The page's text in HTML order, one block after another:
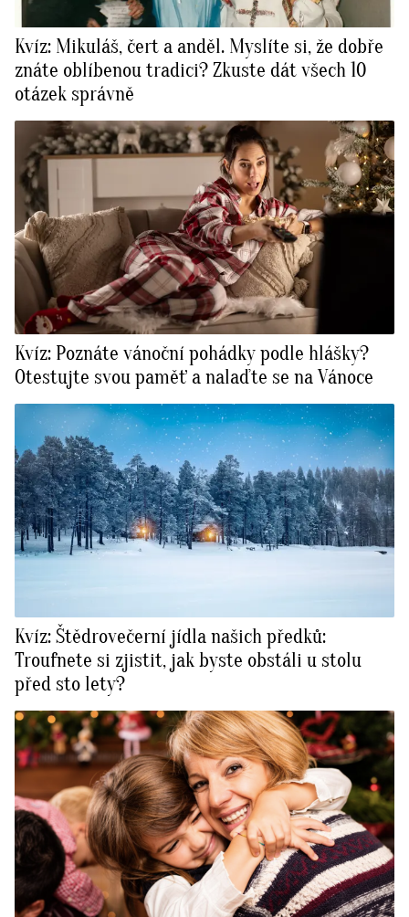
Kvíz: Mikuláš, čert a anděl. Myslíte si, že dobře
znáte oblíbenou tradici? Zkuste dát všech 10
otázek správně
Kvíz: Poznáte vánoční pohádky podle hlášky?
Otestujte svou paměť a nalaďte se na Vánoce
Kvíz: Štědrovečerní jídla našich předků:
Troufnete si zjistit, jak byste obstáli u stolu
před sto lety?